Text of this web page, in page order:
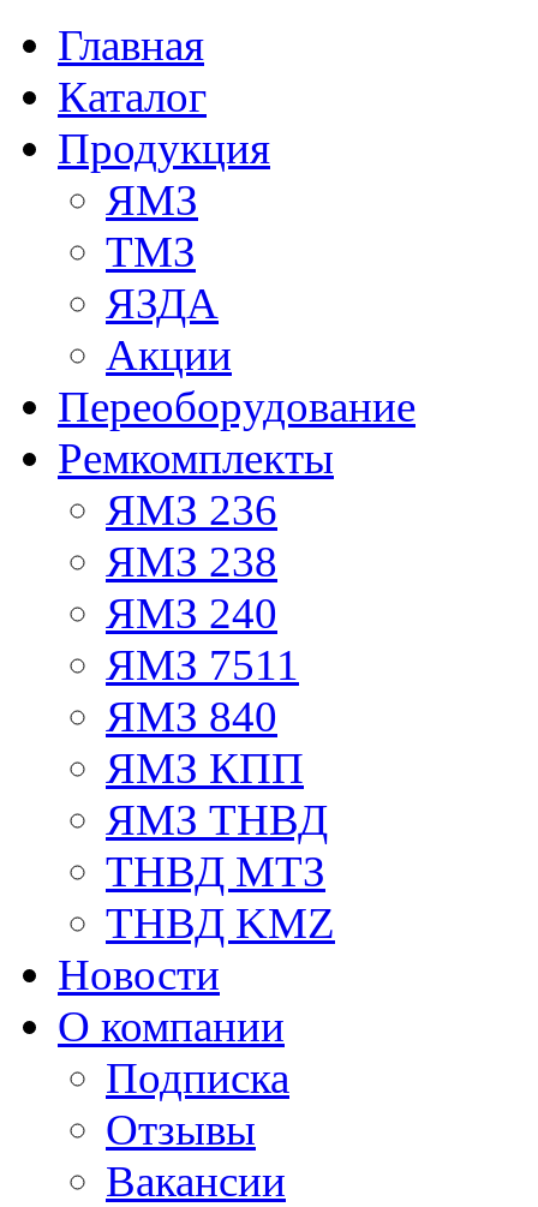
Главная
Каталог
Продукция
ЯМЗ
ТМЗ
ЯЗДА
Акции
Переоборудование
Ремкомплекты
ЯМЗ 236
ЯМЗ 238
ЯМЗ 240
ЯМЗ 7511
ЯМЗ 840
ЯМЗ КПП
ЯМЗ ТНВД
ТНВД МТЗ
ТНВД KMZ
Новости
О компании
Подписка
Отзывы
Вакансии